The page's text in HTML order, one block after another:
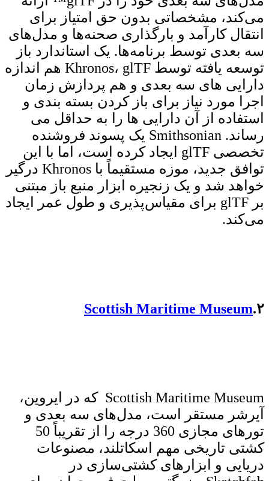
می‌کند، مشخصاتی بدون حق امتیاز برای
انتقال کارآمد و بارگذاری صحنه‌ها و مدل‌های
سه بعدی توسط برنامه‌ها. یک استاندارد باز
توسعه یافته توسط Khronos، glTF هم اندازه
دارایی های سه بعدی و هم پردازش زمان
اجرا مورد نیاز برای باز کردن بسته بندی و
استفاده از آن دارایی ها را به حداقل می
رساند. Smithsonian یک پسوند فروشنده
تخصصی glTF ایجاد کرده است، اما با این
توافق جدید، موزه مستقیماً با Khronos درگیر
خواهد شد و یک زنجیره ابزار منبع باز مبتنی
بر glTF برای مقیاس‌پذیری و طول عمر ایجاد
می‌کند.
۲. Scottish Maritime Museum
Scottish Maritime Museum که در ایروین،
آیرشر مستقر است، مدل‌های سه بعدی و
تورهای مجازی 360 درجه را از تقریباً 50
کشتی تاریخی مهم اسکاتلند، مصنوعات
دریایی و ابزارهای کشتی‌سازی در